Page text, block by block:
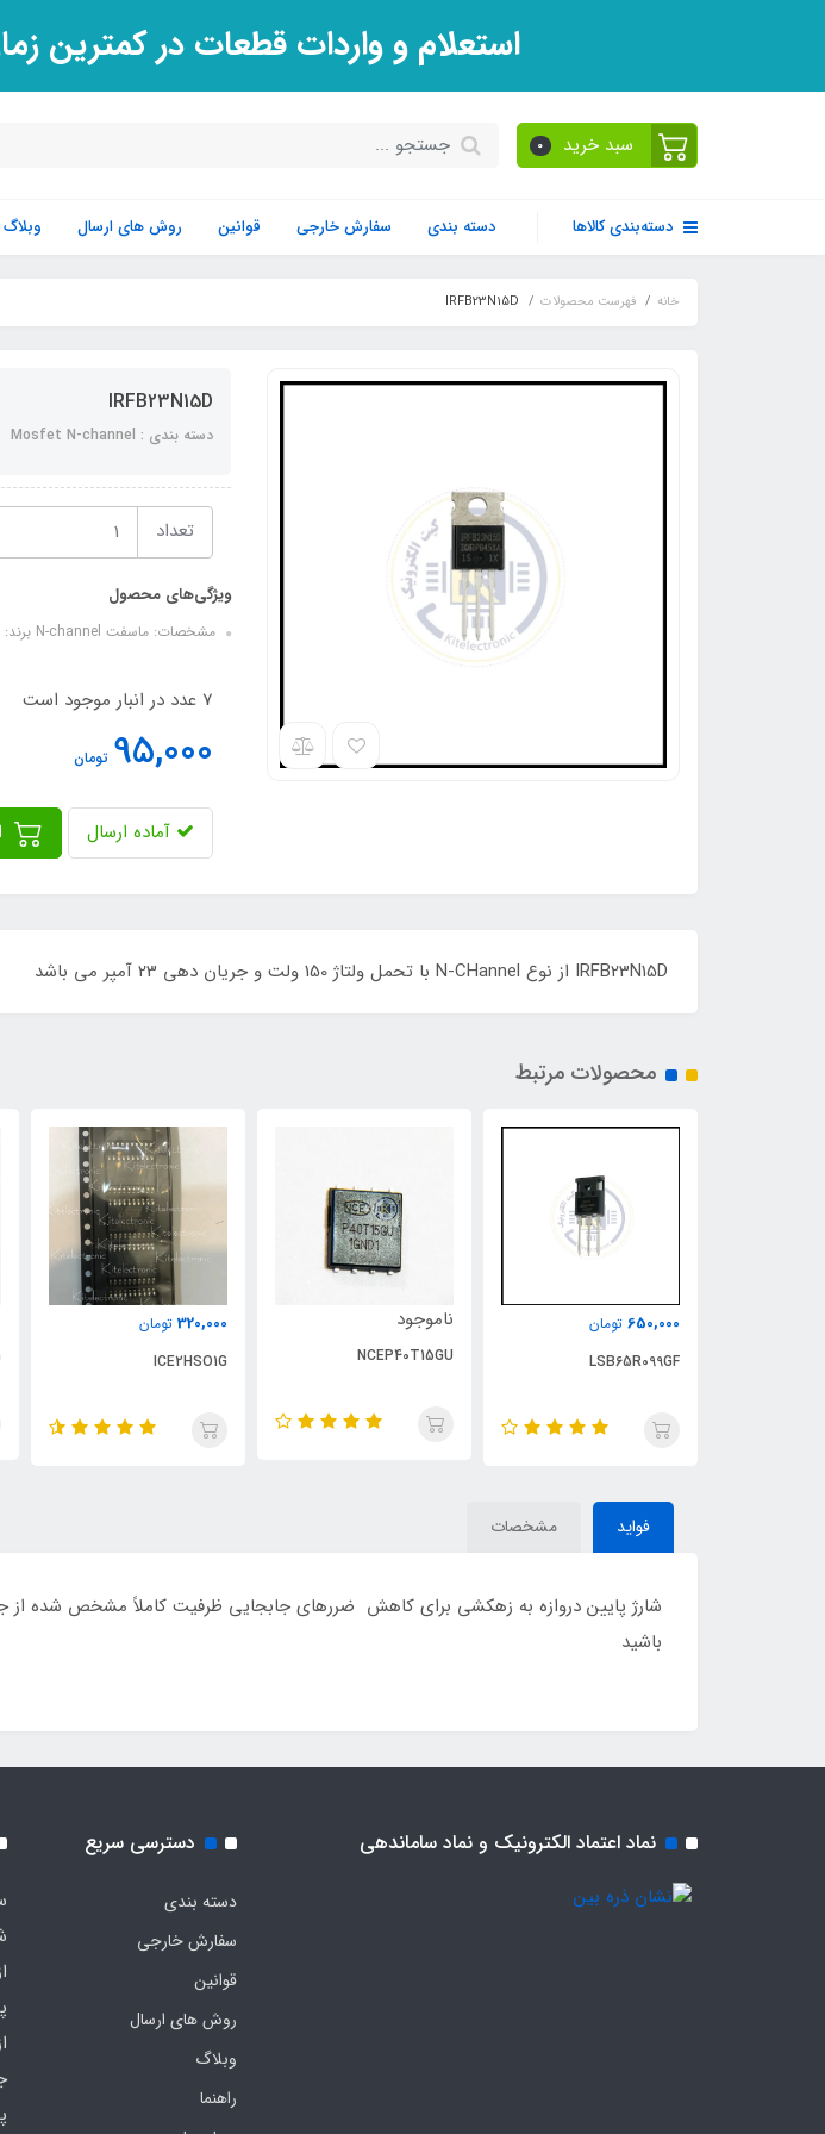
استعلام و واردات قطعات در کمترین
سبد خرید 0
دسته‌بندی کالاها دسته بندی سفارش خارجی قوانین روش های ارسال وبلاگ
خانه فهرست محصولات IRFB23N15D
IRFB23N15D
دسته بندی : Mosfet N-channel
تعداد
ویژگی‌های محصول
مشخصات: ماسفت N-channel برند: Infineon آمپر: ۲3آمپر ولتاژ:150 ولت توان: 136 وات اهم :0.090 اهم سایز:TO220 کیفیت: ORIGINAL
7 عدد در انبار موجود است
95,000 تومان
آماده ارسال
IRFB23N15D از نوع N-CHannel با تحمل ولتاژ 150 ولت و جریان دهی 23 آمپر می باشد
محصولات مرتبط
650,000 تومان
LSB65R099GF
ناموجود
NCEP40T15GU
320,000 تومان
ICE2HSO1G
فواید مشخصات
باشید
نماد اعتماد الکترونیک و نماد ساماندهی دسترسی سریع
دسته بندی
سفارش خارجی
قوانین
روش های ارسال
وبلاگ
راهنما